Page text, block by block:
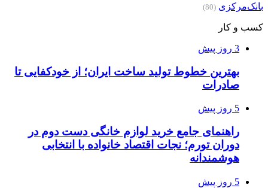
بانک‌مرکزی (80)
کسب و کار
3 روز پیش
بهترین خطوط تولید ساخت ایران؛ از خودکفایی تا
صادرات
5 روز پیش
راهنمای جامع خرید لوازم خانگی دست دوم در
دوران تورم؛ نجات اقتصاد خانواده با انتخابی
هوشمندانه
5 روز پیش